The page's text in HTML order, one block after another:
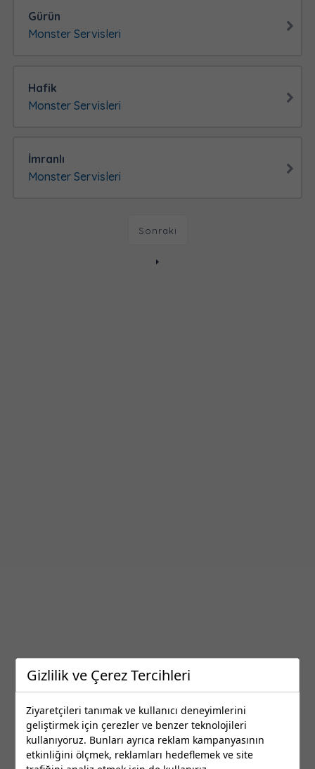
Gizlilik ve Çerez Tercihleri
Ziyaretçileri tanımak ve kullanıcı deneyimlerini
geliştirmek için çerezler ve benzer teknolojileri
kullanıyoruz. Bunları ayrıca reklam kampanyasının
etkinliğini ölçmek, reklamları hedeflemek ve site
Gürün
Monster Servisleri
Hafik
Monster Servisleri
İmranlı
Monster Servisleri
Sonraki
En İyi Sivas Monster Servisleri
Sivas ilinde bulunan en iyi Monster Servisleri
Nerede360’da!
Yorumları ve tavsiyeleri inceleyerek yakındaki